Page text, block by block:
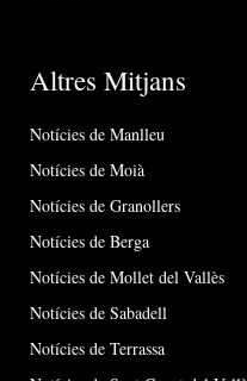
Altres Mitjans
Notícies de Manlleu
Notícies de Moià
Notícies de Granollers
Notícies de Berga
Notícies de Mollet del Vallès
Notícies de Sabadell
Notícies de Terrassa